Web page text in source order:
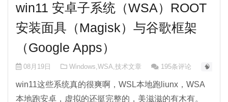
win11 安卓子系统（WSA）ROOT
安装面具（Magisk）与谷歌框架
（Google Apps）
08月19日 Windows,WSA,技术文章 195条评论 🧠 AI-0
win11这些系统真的很爽啊，WSL本地跑liunx，WSA
本地跑安卓，虚拟的还挺完整的，美滋滋的有木有。